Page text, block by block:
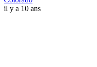
il y a 10 ans